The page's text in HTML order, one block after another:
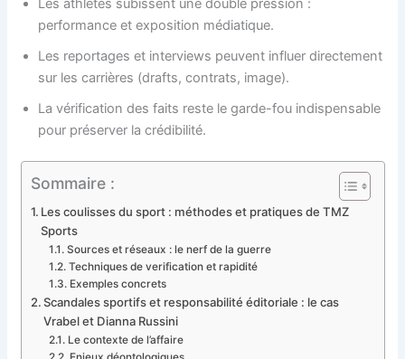
Les athlètes subissent une double pression :
performance et exposition médiatique.
Les reportages et interviews peuvent influer directement
sur les carrières (drafts, contrats, image).
La vérification des faits reste le garde-fou indispensable
pour préserver la crédibilité.
Sommaire :
Les coulisses du sport : méthodes et pratiques de TMZ
Sports
Sources et réseaux : le nerf de la guerre
Techniques de verification et rapidité
Exemples concrets
Scandales sportifs et responsabilité éditoriale : le cas
Vrabel et Dianna Russini
Le contexte de l’affaire